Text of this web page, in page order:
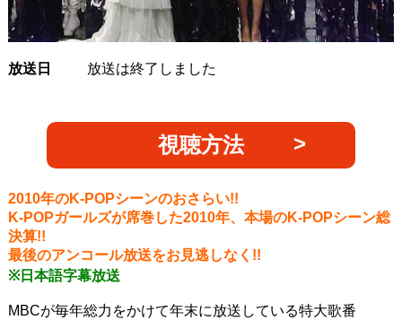
放送日 放送は終了しました
視聴方法
2010年のK-POPシーンのおさらい!!
K-POPガールズが席巻した2010年、本場のK-POPシーン総
決算!!
最後のアンコール放送をお見逃しなく!!
※日本語字幕放送
MBCが毎年総力をかけて年末に放送している特大歌番